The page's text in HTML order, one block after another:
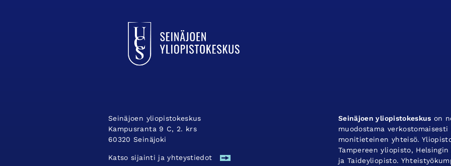
Seinäjoen yliopistokeskus
Kampusranta 9 C, 2. krs
60320 Seinäjoki
Katso sijainti ja yhteystiedot
Seinäjoen yliopistokeskus on
muodostama
monitieteinen yhteisö.
Tampereen yliopisto,
ja Taideyliopisto.